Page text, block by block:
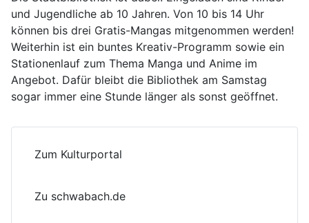
und Jugendliche ab 10 Jahren. Von 10 bis 14 Uhr
können bis drei Gratis-Mangas mitgenommen werden!
Weiterhin ist ein buntes Kreativ-Programm sowie ein
Stationenlauf zum Thema Manga und Anime im
Angebot. Dafür bleibt die Bibliothek am Samstag
sogar immer eine Stunde länger als sonst geöffnet.
Zum Kulturportal
Zu schwabach.de